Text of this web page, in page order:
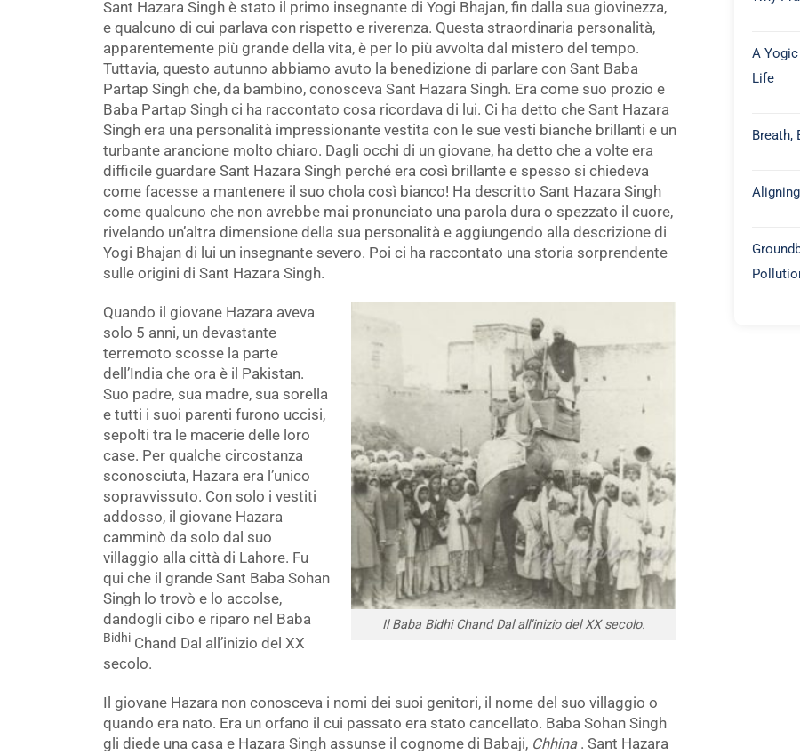
Sant Hazara Singh è stato il primo insegnante di Yogi Bhajan, fin dalla sua giovinezza,
e qualcuno di cui parlava con rispetto e riverenza. Questa straordinaria personalità,
apparentemente più grande della vita, è per lo più avvolta dal mistero del tempo.
Tuttavia, questo autunno abbiamo avuto la benedizione di parlare con Sant Baba
Partap Singh che, da bambino, conosceva Sant Hazara Singh. Era come suo prozio e
Baba Partap Singh ci ha raccontato cosa ricordava di lui. Ci ha detto che Sant Hazara
Singh era una personalità impressionante vestita con le sue vesti bianche brillanti e un
turbante arancione molto chiaro. Dagli occhi di un giovane, ha detto che a volte era
difficile guardare Sant Hazara Singh perché era così brillante e spesso si chiedeva
come facesse a mantenere il suo chola così bianco! Ha descritto Sant Hazara Singh
come qualcuno che non avrebbe mai pronunciato una parola dura o spezzato il cuore,
rivelando un’altra dimensione della sua personalità e aggiungendo alla descrizione di
Yogi Bhajan di lui un insegnante severo. Poi ci ha raccontato una storia sorprendente
sulle origini di Sant Hazara Singh.
Il Baba Bidhi Chand Dal all’inizio del XX secolo.
Quando il giovane Hazara aveva
solo 5 anni, un devastante
terremoto scosse la parte
dell’India che ora è il Pakistan.
Suo padre, sua madre, sua sorella
e tutti i suoi parenti furono uccisi,
sepolti tra le macerie delle loro
case. Per qualche circostanza
sconosciuta, Hazara era l’unico
sopravvissuto. Con solo i vestiti
addosso, il giovane Hazara
camminò da solo dal suo
villaggio alla città di Lahore. Fu
qui che il grande Sant Baba Sohan
Singh lo trovò e lo accolse,
dandogli cibo e riparo nel Baba
BidhiChand Dal all’inizio del XX
secolo.
Il giovane Hazara non conosceva i nomi dei suoi genitori, il nome del suo villaggio o
quando era nato. Era un orfano il cui passato era stato cancellato. Baba Sohan Singh
gli diede una casa e Hazara Singh assunse il cognome di Babaji, Chhina. Sant Hazara
A
Life
Breath,